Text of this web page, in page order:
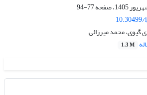
77-94
گیوی، محمد میرزائی
1.3 M